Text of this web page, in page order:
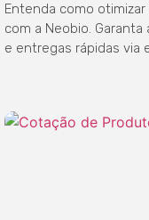
Entenda como
com a Neobio.
e entregas rápidas via